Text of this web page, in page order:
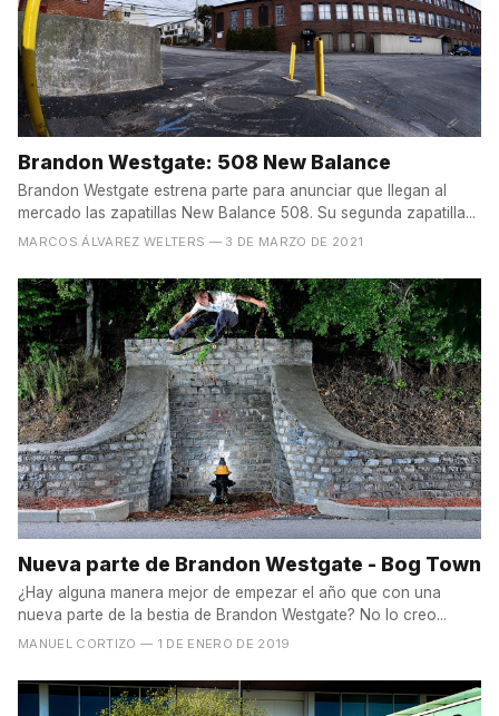
Brandon Westgate: 508 New Balance
Brandon Westgate estrena parte para anunciar que llegan al
mercado las zapatillas New Balance 508. Su segunda zapatilla...
MARCOS ÁLVAREZ WELTERS — 3 DE MARZO DE 2021
Nueva parte de Brandon Westgate - Bog Town
¿Hay alguna manera mejor de empezar el año que con una
nueva parte de la bestia de Brandon Westgate? No lo creo...
MANUEL CORTIZO — 1 DE ENERO DE 2019